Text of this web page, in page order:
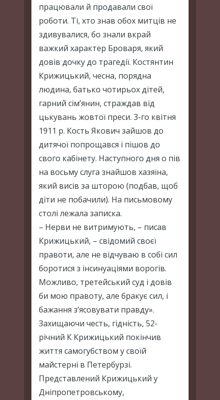
працювали й продавали свої
роботи. Ті, хто знав обох митців не
здивувалися, бо знали вкрай
важкий характер Броваря, який
довів дочку до трагедії. Костянтин
Крижицький, чесна, порядна
людина, батько чотирьох дітей,
гарний сім’янин, страждав від
цькувань жовтої преси. 3-го квітня
1911 р. Кость Якович зайшов до
дитячої попрощався і пішов до
свого кабінету. Наступного дня о пів
на восьму слуга знайшов хазяїна,
який висів за шторою (подбав, щоб
діти не побачили). На письмовому
столі лежала записка.
– Нерви не витримують, – писав
Крижицький, – свідомий своєї
правоти, але не відчуваю в собі сил
боротися з інсинуаціями ворогів.
Можливо, третейський суд і довів
би мою правоту, але бракує сил, і
бажання з’ясовувати правду».
Захищаючи честь, гідність, 52-
річний К Крижицький покінчив
життя самогубством у своїй
майстерні в Петербурзі.
Представлений Крижицький у
Дніпропетровському,